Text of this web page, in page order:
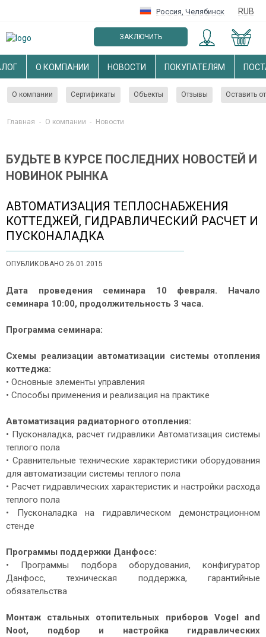
Россия, Челябинск RUB
ЗАКЛЮЧИТЬ
ОПТОВЫЙ ДОГОВОР
О КОМПАНИИ НОВОСТИ ПОКУПАТЕЛЯМ
О компании Сертификаты Объекты Отзывы Оставить
Главная - О компании - Новости
БУДЬТЕ В КУРСЕ ПОСЛЕДНИХ НОВОСТЕЙ И
НОВИНОК РЫНКА
АВТОМАТИЗАЦИЯ ТЕПЛОСНАБЖЕНИЯ
КОТТЕДЖЕЙ, ГИДРАВЛИЧЕСКИЙ РАСЧЕТ И
ПУСКОНАЛАДКА
ОПУБЛИКОВАНО 26.01.2015
Дата проведения семинара 10 февраля. Начало
семинара 10:00, продолжительность 3 часа.
Программа семинара:
Схемы реализации автоматизации системы отопления
коттеджа:
• Основные элементы управления
• Способы применения и реализация на практике
Автоматизация радиаторного отопления:
• Пусконаладка, расчет гидравлики Автоматизация системы
теплого пола
• Сравнительные технические характеристики оборудования
для автоматизации системы теплого пола
• Расчет гидравлических характеристик и настройки расхода
теплого пола
• Пусконаладка на гидравлическом демонстрационном
стенде
Программы поддержки Данфосс:
• Программы подбора оборудования, конфигуратор
Данфосс, техническая поддержка, гарантийные
обязательства
Монтаж стальных отопительных приборов Vogel and
Noot, подбор и настройка гидравлических